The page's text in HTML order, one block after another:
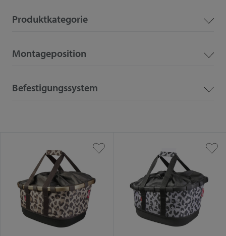
Produktkategorie
Montageposition
Befestigungssystem